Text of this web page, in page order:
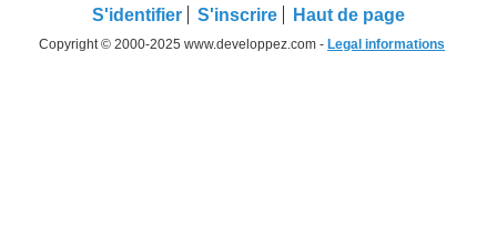
S'identifier S'inscrire Haut de page
Copyright © 2000-2025 www.developpez.com - Legal informations